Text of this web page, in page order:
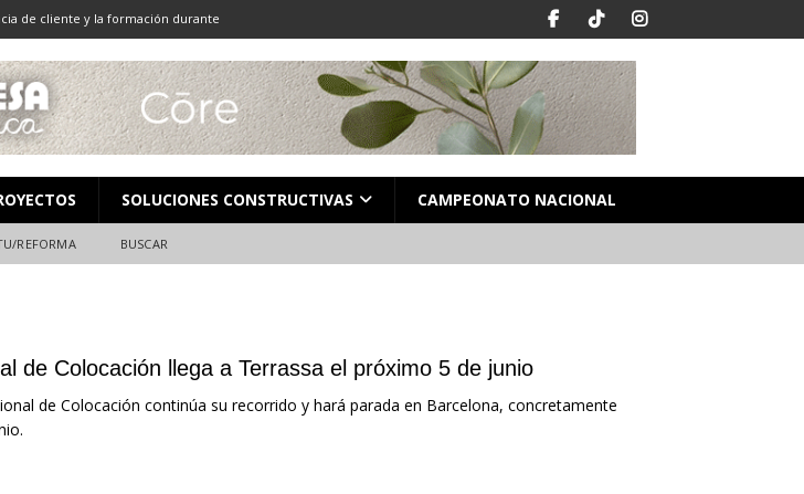
de cliente y la formación durante
FORMATO DESCARGAR REVISTA
REVISTA
CAMPEONATO NACIONAL
SOLUCIONES CONSTRUCTIVAS CAMPEONATO NACIONAL
REFORMA BUSCAR
de Colocación llega a Terrassa el próximo 5 de junio
de Colocación continúa su recorrido y hará parada en Barcelona, concretamente